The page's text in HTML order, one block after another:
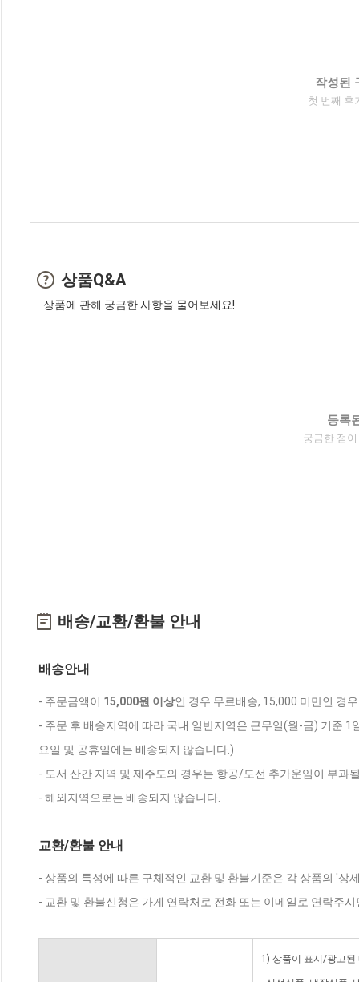
작성된
첫 번째 후
상품Q&A
상품에 관해 궁금한 사항을 물어보세요!
등록
궁금한 점
배송/교환/환불 안내
배송안내
- 주문금액이 15,000원 이상인 경우 무료배송, 15,000 미만인 경
- 주문 후 배송지역에 따라 국내 일반지역은 근무일(월-금) 기준
요일 및 공휴일에는 배송되지 않습니다.)
- 도서 산간 지역 및 제주도의 경우는 항공/도선 추가운임이 부과
- 해외지역으로는 배송되지 않습니다.
교환/환불 안내
- 상품의 특성에 따른 구체적인 교환 및 환불기준은 각 상품의 '상
- 교환 및 환불신청은 가게 연락처로 전화 또는 이메일로 연락주
1) 상품이 표시/광고된